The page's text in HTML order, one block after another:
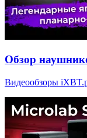
Обзор
Видеообзоры